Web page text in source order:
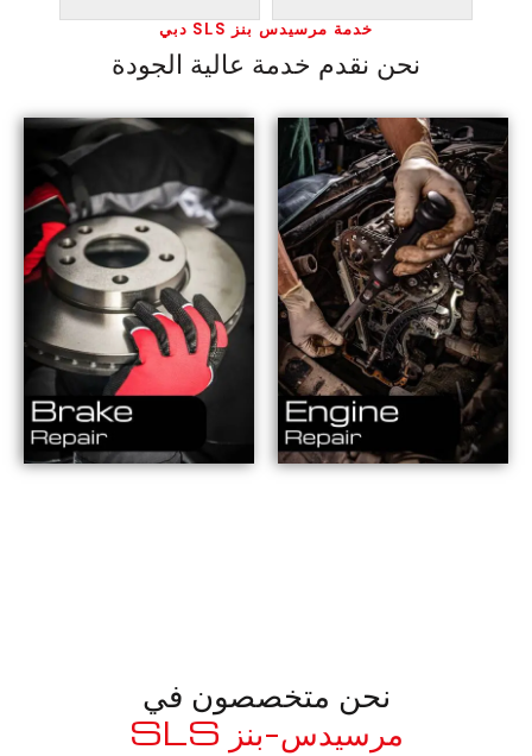
خدمة مرسيدس بنز SLS دبي
نحن نقدم خدمة عالية الجودة
نحن متخصصون في
مرسيدس-بنز SLS